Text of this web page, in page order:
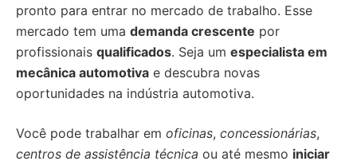
pronto para entrar no mercado de trabalho. Esse
mercado tem uma demanda crescente por
profissionais qualificados. Seja um especialista em
mecânica automotiva e descubra novas
oportunidades na indústria automotiva.
Você pode trabalhar em oficinas, concessionárias,
centros de assistência técnica ou até mesmo iniciar